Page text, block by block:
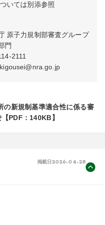
いては別添参照
原子力規制部審査グループ
門
2111
の新規制基準適合性に係る審
PDF：140KB】
掲載日 2026-04-28